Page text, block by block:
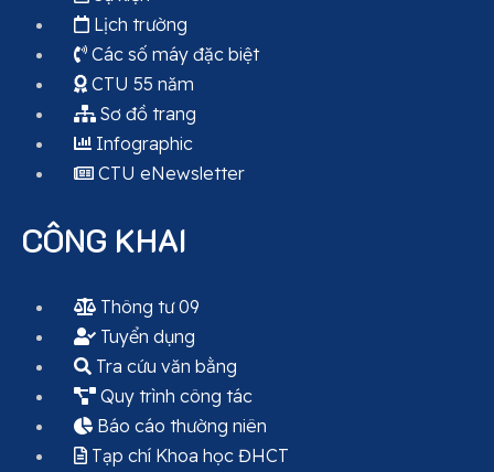
Lịch trường
Các số máy đặc biệt
CTU 55 năm
Sơ đồ trang
Infographic
CTU eNewsletter
CÔNG KHAI
Thông tư 09
Tuyển dụng
Tra cứu văn bằng
Quy trình công tác
Báo cáo thường niên
Tạp chí Khoa học ĐHCT